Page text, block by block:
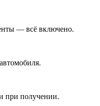
— всё включено.
при получении.